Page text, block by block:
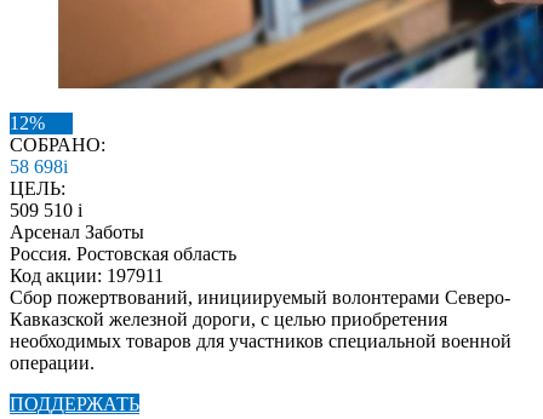
12%
СОБРАНО:
58 698i
ЦЕЛЬ:
509 510 i
Арсенал Заботы
Россия. Ростовская область
Код акции: 197911
Сбор пожертвований, инициируемый волонтерами Северо-
Кавказской железной дороги, с целью приобретения
необходимых товаров для участников специальной военной
операции.
ПОДДЕРЖАТЬ